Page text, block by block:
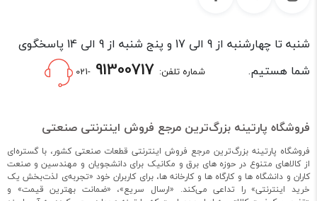
هستند چرا که فاصله لنز لیزر تا سطح کار باید ثابت باشد. همچنین
کنترلر این نوع از دستگاه‌ها معمولا با بقیه تفاوت دارد و دارای دو
خروجی برای محور‌ها هستند. نرم افزار‌های متنوعی جهت کنترل
GRBL است که رابط کاربری آسانی دارد و بر پایه فریمور GRBL است.
مورد استفاده قرار می‌گیرد که نحوه کنترل آن وابسته به محل
استفاده و نوع دستگاه خواهد بود.
شنبه تا چهارشنبه از 9 الی 17 و پنج شنبه از 9 الی 14 پاسخگوی
شما هستیم.
شماره تلفن: -021
فروشگاه پارتینه بزرگ‌ترین مرجع فروش اینترنتی صنعتی
فروشگاه پارتینه بزرگ‌ترین مرجع فروش اینترنتی قطعات صنعتی کشور، با گستره‌ای
از کالاهای متنوع در حوزه های برق و مکانیک برای دانشجویان و مهندسین و صنعت
کاران و دانشگاه ها و کارگاه ها و کارخانه ها، برای کاربران خود «تجربه‌ی لذت‌بخش یک
خرید اینترنتی» را تداعی می‌کند. «ارسال سریع»، «ضمانت بهترین قیمت» و